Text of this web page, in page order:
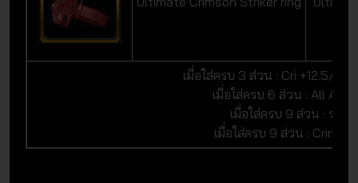
เมื่อใส่ครบ 3 ส่วน : Cri +12.5/
เมื่อใส่ครบ 6 ส่วน : All Atk
เมื่อใส่ครบ 9 ส่วน : ระดั
เมื่อใส่ครบ 9 ส่วน :